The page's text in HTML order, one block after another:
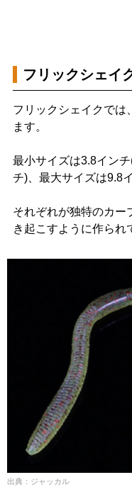
フリックシェイ
フリックシェイクでは
ます。
最小サイズは3.8イン
チ)、最大サイズは9.8
それぞれが独特のカー
き起こすように作られ
出典：ジャッカル